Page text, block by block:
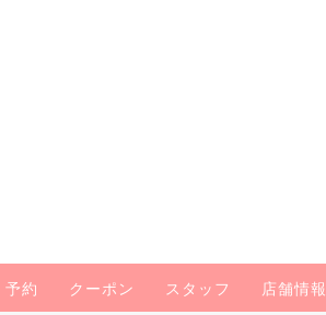
予約 クーポン スタッフ 店舗情報